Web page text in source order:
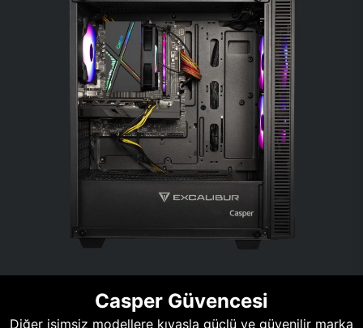
Casper Güvencesi
Diğer isimsiz modellere kıyasla güçlü ve güvenilir marka